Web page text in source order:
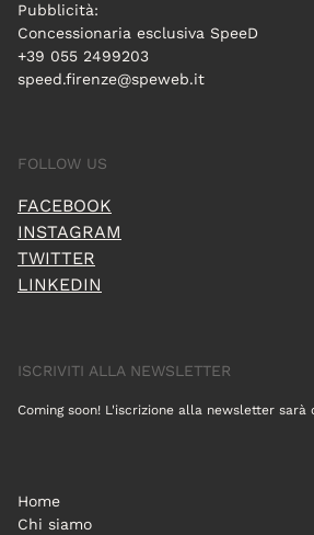
Pubblicità:
Concessionaria esclusiva SpeeD
+39 055 2499203
speed.firenze@speweb.it
FOLLOW US
FACEBOOK
INSTAGRAM
TWITTER
LINKEDIN
ISCRIVITI ALLA NEWSLETTER
Coming soon! L'iscrizione alla newsletter
Home
Chi siamo